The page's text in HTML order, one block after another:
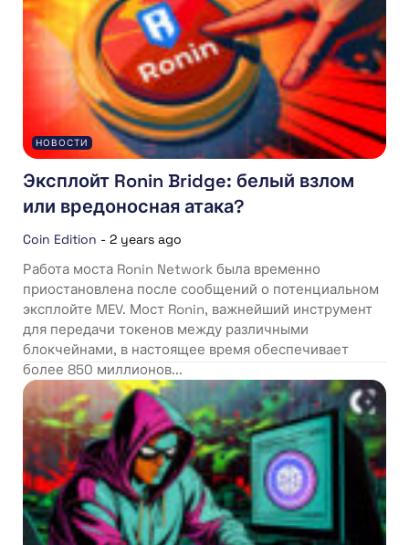
НОВОСТИ
Эксплойт Ronin Bridge: белый взлом
или вредоносная атака?
Coin Edition - 2 years ago
Работа моста Ronin Network была временно
приостановлена после сообщений о потенциальном
эксплойте MEV. Мост Ronin, важнейший инструмент
для передачи токенов между различными
блокчейнами, в настоящее время обеспечивает
более 850 миллионов...